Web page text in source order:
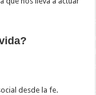
desde la fe.